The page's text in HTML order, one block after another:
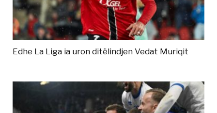
Edhe La Liga ia uron ditëlindjen Vedat Muriqit